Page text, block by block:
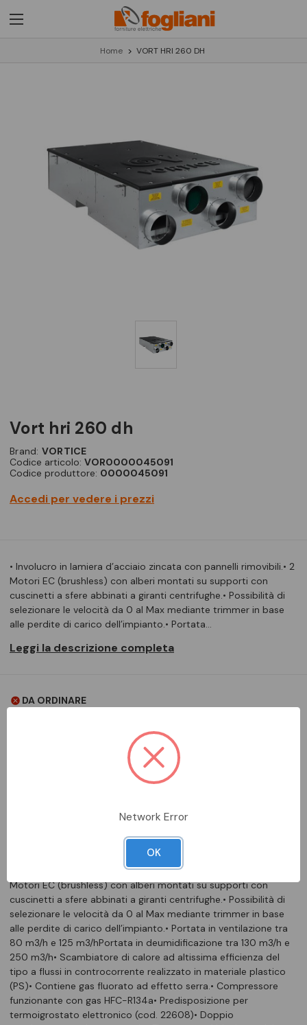
Home VORT HRI 260 DH
vort hri 260 dh
Brand: VORTICE
Codice articolo: VOR0000045091
Codice produttore: 0000045091
Accedi per vedere i prezzi
• Involucro in lamiera d’acciaio zincata con pannelli rimovibili.• 2
Motori EC (brushless) con alberi montati su supporti con
cuscinetti a sfere abbinati a giranti centrifughe.• Possibilità di
selezionare le velocità da 0 al Max mediante trimmer in base
alle perdite di carico dell’impianto.• Portata…
Leggi la descrizione completa
DA ORDINARE
Aggiungi alla comparazione
DESCRIZIONE COMPLETA
• Involucro in lamiera d’acciaio zincata con pannelli rimovibili.• 2
Motori EC (brushless) con alberi montati su supporti con
cuscinetti a sfere abbinati a giranti centrifughe.• Possibilità di
selezionare le velocità da 0 al Max mediante trimmer in base
alle perdite di carico dell’impianto.• Portata in ventilazione tra
80 m3/h e 125 m3/hPortata in deumidificazione tra 130 m3/h e
250 m3/h• Scambiatore di calore ad altissima efficienza del
tipo a flussi in controcorrente realizzato in materiale plastico
(PS)• Contiene gas fluorato ad effetto serra.• Compressore
funzionante con gas HFC-R134a• Predisposizione per
termoigrostato elettronico (cod. 22608)• Doppio
Network Error
OK